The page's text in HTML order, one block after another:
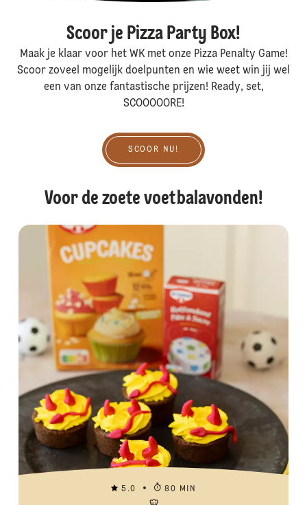
Scoor je Pizza Party Box!
Maak je klaar voor het WK met onze Pizza Penalty Game!
Scoor zoveel mogelijk doelpunten en wie weet win jij wel
een van onze fantastische prijzen! Ready, set,
SCOOOOORE!
SCOOR NU!
Voor de zoete voetbalavonden!
5.0 80 MIN